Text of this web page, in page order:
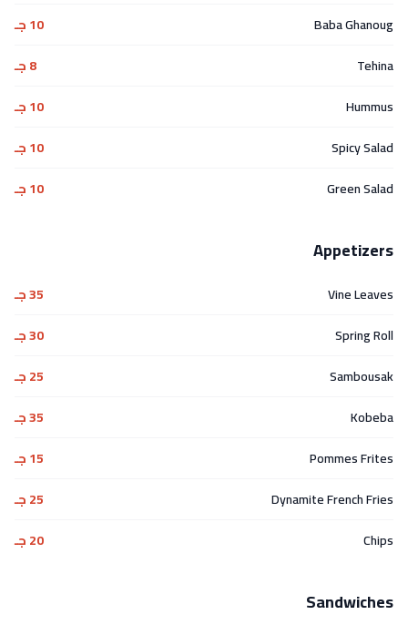
Baba Ghanoug
10 جـ
Tehina
8 جـ
Hummus
10 جـ
Spicy Salad
10 جـ
Green Salad
10 جـ
Appetizers
Vine Leaves
35 جـ
Spring Roll
30 جـ
Sambousak
25 جـ
Kobeba
35 جـ
Pommes Frites
15 جـ
Dynamite French Fries
25 جـ
Chips
20 جـ
Sandwiches